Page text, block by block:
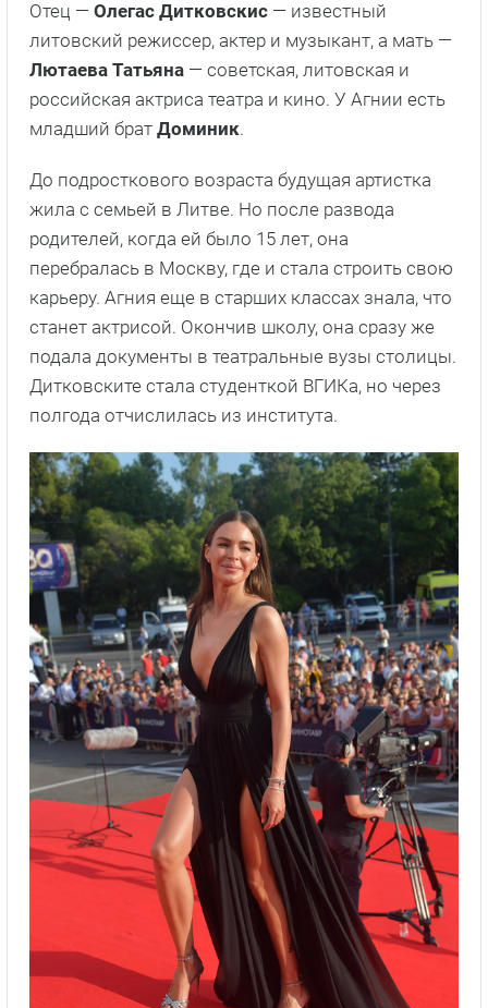
Отец — Олегас Дитковскис — известный
литовский режиссер, актер и музыкант, а мать —
Лютаева Татьяна — советская, литовская и
российская актриса театра и кино. У Агнии есть
младший брат Доминик.
До подросткового возраста будущая артистка
жила с семьей в Литве. Но после развода
родителей, когда ей было 15 лет, она
перебралась в Москву, где и стала строить свою
карьеру. Агния еще в старших классах знала, что
станет актрисой. Окончив школу, она сразу же
подала документы в театральные вузы столицы.
Дитковските стала студенткой ВГИКа, но через
полгода отчислилась из института.